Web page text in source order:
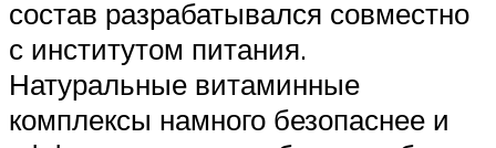
состав разрабатывался совместно
с институтом питания.
Натуральные витаминные
комплексы намного безопаснее и